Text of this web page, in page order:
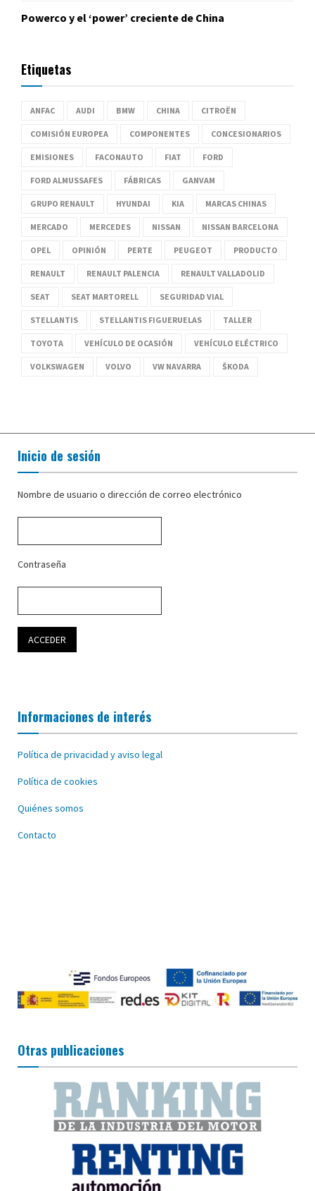
Powerco y el ‘power’ creciente de China
Etiquetas
ANFAC AUDI BMW CHINA CITROËN
COMISIÓN EUROPEA COMPONENTES CONCESIONARIOS
EMISIONES FACONAUTO FIAT FORD
FORD ALMUSSAFES FÁBRICAS GANVAM
GRUPO RENAULT HYUNDAI KIA MARCAS CHINAS
MERCADO MERCEDES NISSAN NISSAN BARCELONA
OPEL OPINIÓN PERTE PEUGEOT PRODUCTO
RENAULT RENAULT PALENCIA RENAULT VALLADOLID
SEAT SEAT MARTORELL SEGURIDAD VIAL
STELLANTIS STELLANTIS FIGUERUELAS TALLER
TOYOTA VEHÍCULO DE OCASIÓN VEHÍCULO ELÉCTRICO
VOLKSWAGEN VOLVO VW NAVARRA ŠKODA
Inicio de sesión
Nombre de usuario o dirección de correo electrónico
Contraseña
Informaciones de interés
Política de privacidad y aviso legal
Política de cookies
Quiénes somos
Contacto
Otras publicaciones